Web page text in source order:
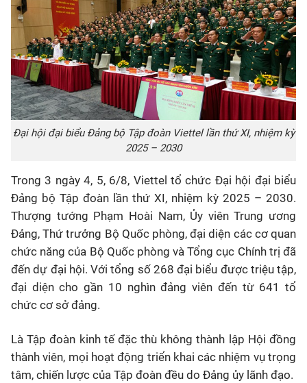
Đại hội đại biểu Đảng bộ Tập đoàn Viettel lần thứ XI, nhiệm kỳ
2025 – 2030
Trong 3 ngày 4, 5, 6/8, Viettel tổ chức Đại hội đại biểu
Đảng bộ Tập đoàn lần thứ XI, nhiệm kỳ 2025 – 2030.
Thượng tướng Phạm Hoài Nam, Ủy viên Trung ương
Đảng, Thứ trưởng Bộ Quốc phòng, đại diện các cơ quan
chức năng của Bộ Quốc phòng và Tổng cục Chính trị đã
đến dự đại hội. Với tổng số 268 đại biểu được triệu tập,
đại diện cho gần 10 nghìn đảng viên đến từ 641 tổ
chức cơ sở đảng.
Là Tập đoàn kinh tế đặc thù không thành lập Hội đồng
thành viên, mọi hoạt động triển khai các nhiệm vụ trọng
tâm, chiến lược của Tập đoàn đều do Đảng ủy lãnh đạo.